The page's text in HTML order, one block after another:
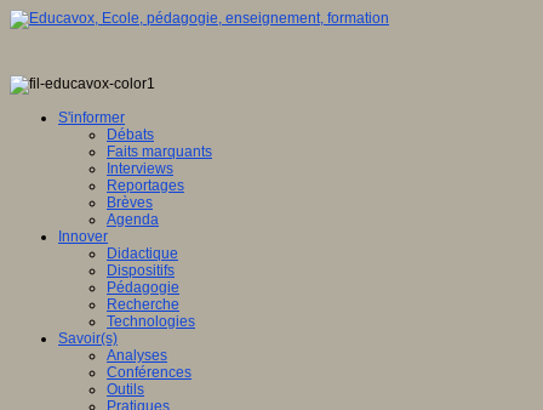
S'informer
Débats
Faits marquants
Interviews
Reportages
Brèves
Agenda
Innover
Didactique
Dispositifs
Pédagogie
Recherche
Technologies
Savoir(s)
Analyses
Conférences
Outils
Pratiques